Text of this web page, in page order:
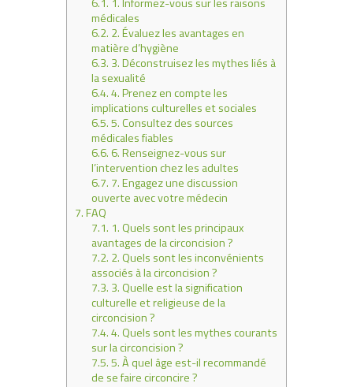
médicales
6.2. 2. Évaluez les avantages en
matière d’hygiène
6.3. 3. Déconstruisez les mythes liés à
la sexualité
6.4.4. Prenez en compte les
implications culturelles et sociales
6.5.5. Consultez des sources
médicales fiables
6.6.6. Renseignez-vous sur
l’intervention chez les adultes
6.7. 7. Engagez une discussion
ouverte avec votre médecin
7.FAQ
7.1. 1. Quels sont les principaux
avantages de la circoncision ?
7.2. 2. Quels sont les inconvénients
associés à la circoncision ?
7.3. 3. Quelle est la signification
culturelle et religieuse de la
circoncision ?
7.4.4. Quels sont les mythes courants
sur la circoncision ?
7.5.5. À quel âge est-il recommandé
de se faire circoncire ?